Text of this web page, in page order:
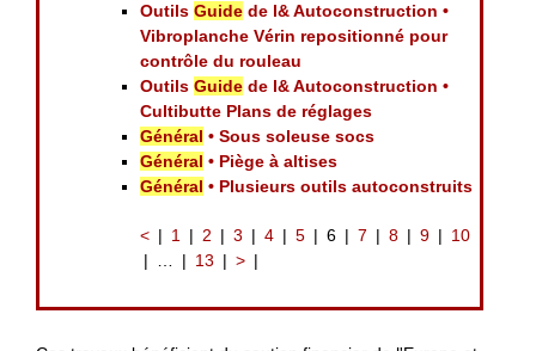
OutilsGuide de l& Autoconstruction •
Vibroplanche Vérin repositionné pour
contrôle du rouleau
OutilsGuide de l& Autoconstruction •
Cultibutte Plans de réglages
Général • Sous soleuse socs
Général • Piège à altises
Général • Plusieurs outils autoconstruits
< 1 2 3 4 5 6 7 8 9
10
…
13 >